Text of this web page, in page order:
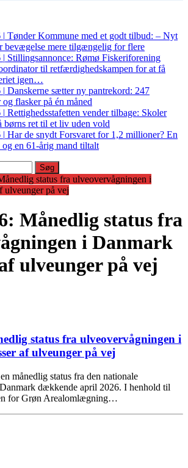
| Tønder Kommune med et godt tilbud: – Nyt
bevægelse mere tilgængelig for flere
| Stillingsannonce: Rømø Fiskeriforening
til retfærdighedskampen for at få
igen…
| Danskerne sætter ny pantrekord: 247
flasker på én måned
| Rettighedsstafetten vender tilbage: Skoler
børns ret til et liv uden vold
| Har de snydt Forsvaret for 1,2 millioner? En
en 61-årig mand tiltalt
status fra ulveovervågningen i
ulveunger på vej
Månedlig status fra
i Danmark
ulveunger på vej
status fra ulveovervågningen i
af ulveunger på vej
månedlig status fra den nationale
dækkende april 2026. I henhold til
for Grøn Arealomlægning…